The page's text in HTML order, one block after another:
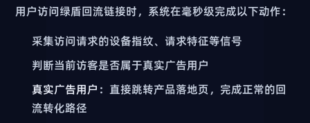
用户访问绿盾回流链接时，系统在毫秒级完成以下动作：
采集访问请求的设备指纹、请求特征等信号
判断当前访客是否属于真实广告用户
真实广告用户 ：直接跳转产品落地页，完成正常的回
流转化路径